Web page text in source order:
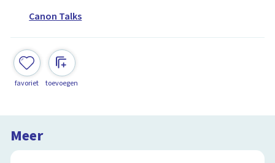
Canon Talks
favoriet toevoegen
Meer